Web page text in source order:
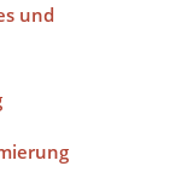
und